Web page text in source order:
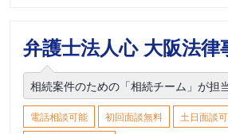
弁護士法人心 大阪法律
相続案件のための「相続チーム」が担
電話相談可能 初回面談無料
土日面談